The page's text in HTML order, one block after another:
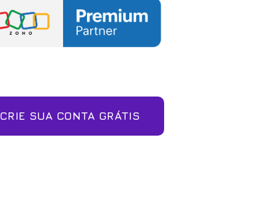
CRIE SUA CONTA GRÁTIS